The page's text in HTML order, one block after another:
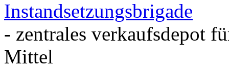
Instandsetzungsbrigade
- zentrales verkaufsdepot
Mittel